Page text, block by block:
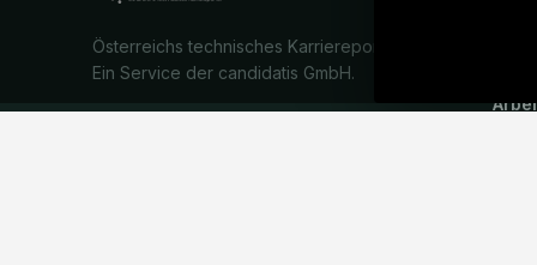
Österreichs technisches Karriereportal.
Ein Service der candidatis GmbH.